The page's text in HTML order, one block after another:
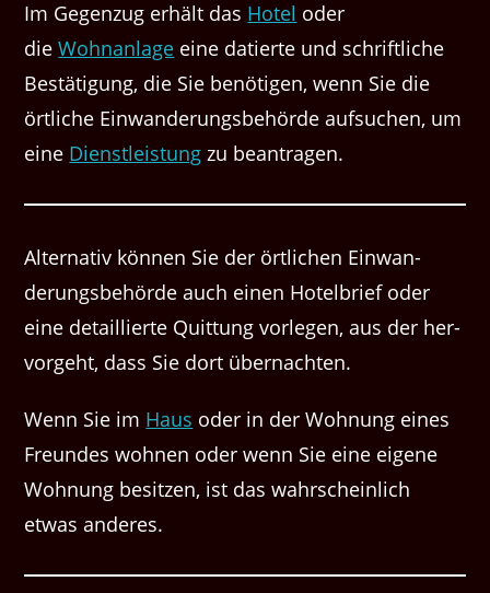
Im Gegen­zug erhält das Hotel oder
dieWohnan­lage eine datierte und schriftliche
Bestä­ti­gung, die Sie benöti­gen, wenn Sie die
örtliche Ein­wan­derungs­be­hörde auf­suchen, um
eine Dien­stleis­tung zu beantragen.
Alter­na­tiv kön­nen Sie der örtlichen Ein­wan­
derungs­be­hörde auch einen Hotel­brief oder
eine detail­lierte Quit­tung vor­legen, aus der her­
vorge­ht, dass Sie dort übernachten.
Wenn Sie im Haus oder in der Woh­nung eines
Fre­un­des wohnen oder wenn Sie eine eigene
Woh­nung besitzen, ist das wahrschein­lich
etwas anderes.